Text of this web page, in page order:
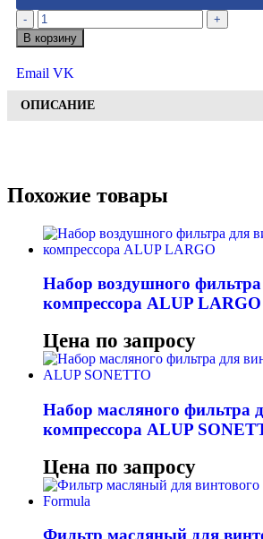
-
+
В корзину
Email VK
ОПИСАНИЕ
Похожие товары
Набор воздушного фильтра
компрессора ALUP LARGO
Цена по запросу
Набор масляного фильтра
компрессора ALUP
Цена по запросу